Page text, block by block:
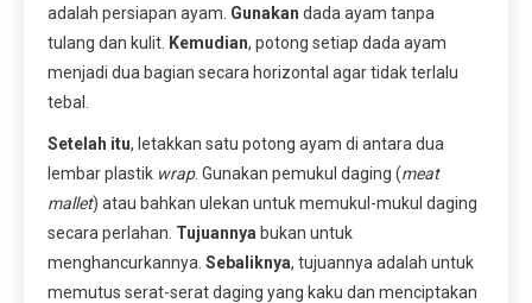
adalah persiapan ayam. Gunakan dada ayam tanpa
tulang dan kulit. Kemudian, potong setiap dada ayam
menjadi dua bagian secara horizontal agar tidak terlalu
tebal.
Setelah itu, letakkan satu potong ayam di antara dua
lembar plastik wrap. Gunakan pemukul daging (meat
mallet) atau bahkan ulekan untuk memukul-mukul daging
secara perlahan. Tujuannya bukan untuk
menghancurkannya. Sebaliknya, tujuannya adalah untuk
memutus serat-serat daging yang kaku dan menciptakan